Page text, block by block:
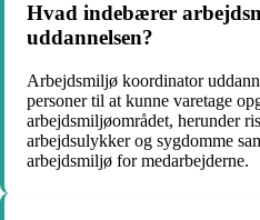
Hvad indebærer
uddannelsen?
Arbejdsmiljø koordinator
personer til at kunne varetage
arbejdsmiljøområdet, herunder
arbejdsulykker og sygdomme
arbejdsmiljø for medarbejderne.